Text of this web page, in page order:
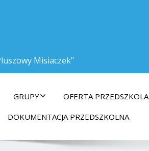
Misiaczek"
GRUPY OFERTA PRZEDSZKOLA
DOKUMENTACJA PRZEDSZKOLNA